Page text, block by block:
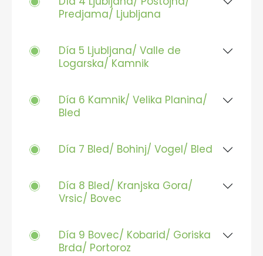
Predjama/ Ljubljana
Día 5 Ljubljana/ Valle de
Logarska/ Kamnik
Día 6 Kamnik/ Velika Planina/
Bled
Día 7 Bled/ Bohinj/ Vogel/ Bled
Día 8 Bled/ Kranjska Gora/
Vrsic/ Bovec
Día 9 Bovec/ Kobarid/ Goriska
Brda/ Portoroz